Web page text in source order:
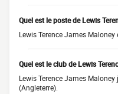
Quel est le poste de Lewis
Lewis Terence James Maloney
Quel est le club de Lewis
Lewis Terence James
(Angleterre).